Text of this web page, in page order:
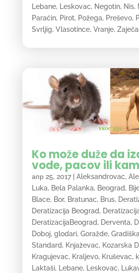
Lebane, Leskovac, Negotin, Nis,
Paraćin, Pirot, Požega, Preševo,
Svrljig, Vlasotince, Vranje,
Ko može duže da
vode, pacov ili
апр 25, 2017| Aleksandrovac,
Luka, Bela Palanka, Beograd,
Blace, Bor, Bratunac, Brus,
Deratizacija Beograd,
DeratizacijaBeograd, Derventa,
Doboj, glodari, Goražde, Gradiška
Standard, Knjaževac, Kozarska
Kragujevac, Kraljevo, Kruševac,
Laktaši, Lebane, Leskovac,